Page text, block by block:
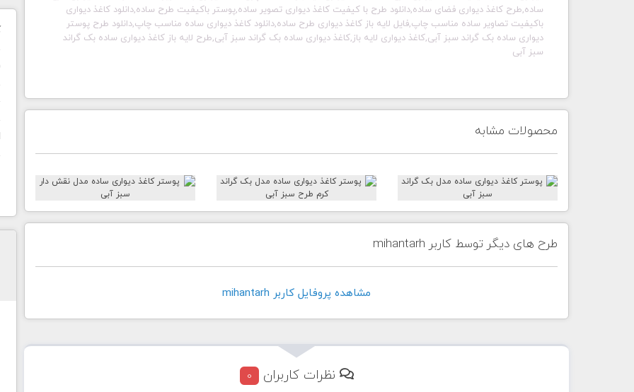
ساده,طرح کاغذ دیواری فضای ساده,دانلود طرح با کیفیت کاغذ دیواری تصویر ساده,پوستر باکیفیت طرح ساده,دانلود کاغذ دیواری
باکیفیت تصاویر ساده مناسب چاپ,فایل لایه باز کاغذ دیواری طرح ساده,دانلود کاغذ دیواری ساده مناسب چاپ,دانلود طرح پوستر
دیواری ساده بک گراند سبز آبی,کاغذ دیواری لایه باز,کاغذ دیواری ساده بک گراند سبز آبی,طرح لایه باز کاغذ دیواری ساده بک گراند
سبز آبی
محصولات مشابه
طرح های دیگر توسط کاربر mihantarh
مشاهده پروفايل کاربر mihantarh
نظرات کاربران 0